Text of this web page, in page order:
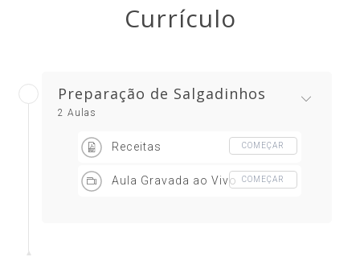
Currículo
Preparação de Salgadinhos
2 Aulas
Receitas COMEÇAR
Aula Gravada ao Vivo COMEÇAR